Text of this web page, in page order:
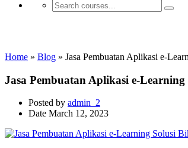
Home » Blog » Jasa Pembuatan Aplikasi e-
Jasa Pembuatan Aplikasi e-Learning
Posted by admin_2
Date March 12, 2023